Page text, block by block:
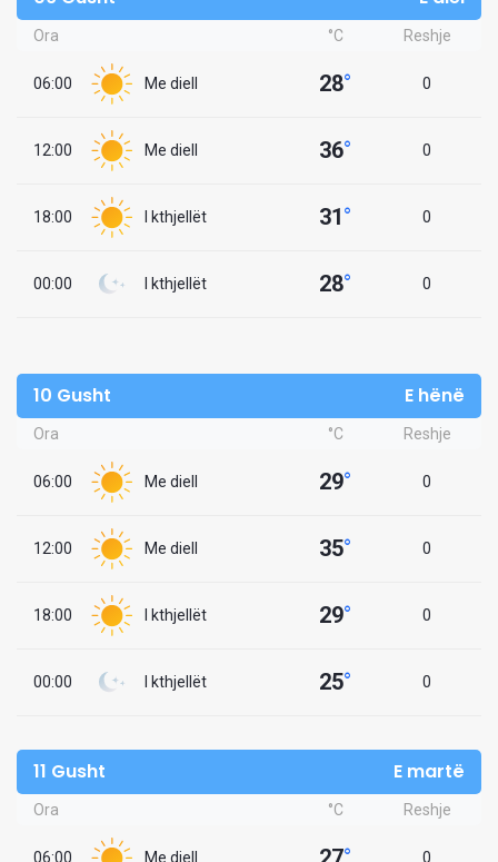
Ora °C Reshje
06:00 Me diell 28° 0
12:00 Me diell 36° 0
18:00 I kthjellët 31° 0
00:00 I kthjellët 28° 0
10 Gusht E hënë
Ora °C Reshje
06:00 Me diell 29° 0
12:00 Me diell 35° 0
18:00 I kthjellët 29° 0
00:00 I kthjellët 25° 0
11 Gusht E martë
Ora °C Reshje
06:00 Me diell 0